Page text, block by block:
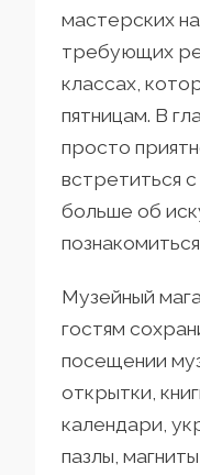
мастерских
требующих
классах,
пятницам. В
просто
встретиться
больше об
Музейный
гостям
посещении
открытки,
календари,
пазлы,